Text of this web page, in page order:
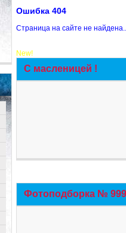
Ошибка 404
Страница на сайте не
New!
С масленицей !
Фотоподборка №